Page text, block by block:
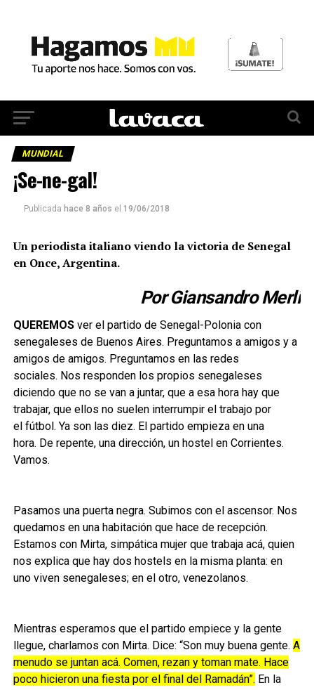
MUNDIAL
¡Se-ne-gal!
Publicada hace 8 años el 19/06/2018
Un periodista italiano viendo la victoria de Senegal
en Once, Argentina.
Por Giansandro Merli
QUEREMOSver el partido de Senegal-Polonia con
senegaleses de Buenos Aires. Preguntamos a amigos y a
amigos de amigos. Preguntamos en las redes
sociales. Nos responden los propios senegaleses
diciendo que no se van a juntar, que a esa hora hay que
trabajar, que ellos no suelen interrumpir el trabajo por
el fútbol. Ya son las diez. El partido empieza en una
hora. De repente, una dirección, un hostel en Corrientes.
Vamos.
Pasamos una puerta negra. Subimos con el ascensor. Nos
quedamos en una habitación que hace de recepción.
Estamos con Mirta, simpática mujer que trabaja acá, quien
nos explica que hay dos hostels en la misma planta: en
uno viven senegaleses; en el otro, venezolanos.
Mientras esperamos que el partido empiece y la gente
llegue, charlamos con Mirta. Dice: “Son muy buena gente. A
menudo se juntan acá. Comen, rezan y toman mate. Hace
poco hicieron una fiesta por el final del Ramadán”. En la